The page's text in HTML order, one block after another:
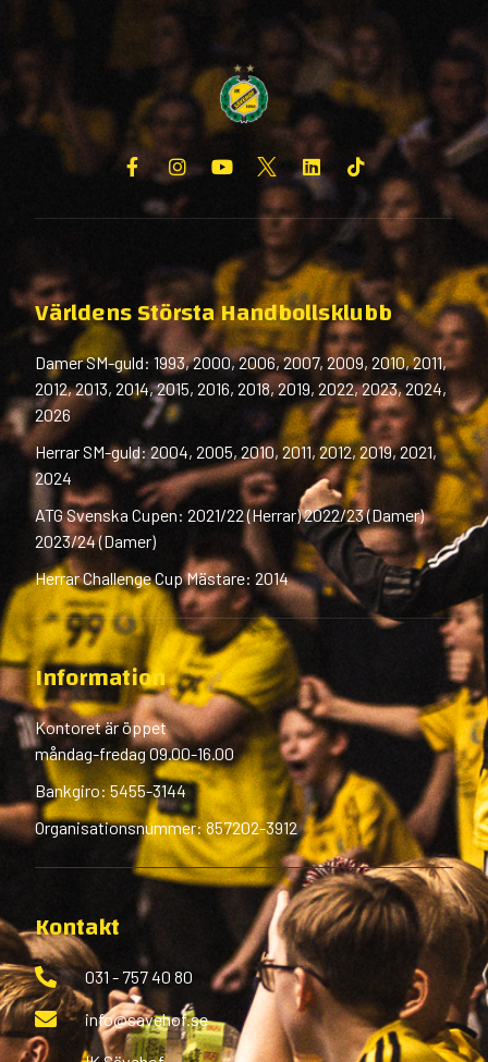
Världens Största Handbollsklubb
Damer SM-guld: 1993, 2000, 2006, 2007, 2009, 2010, 2011,
2012, 2013, 2014, 2015, 2016, 2018, 2019, 2022, 2023, 2024,
2026
Herrar SM-guld: 2004, 2005, 2010, 2011, 2012, 2019, 2021,
2024
ATG Svenska Cupen: 2021/22 (Herrar) 2022/23 (Damer)
2023/24 (Damer)
Herrar Challenge Cup Mästare: 2014
Information
Kontoret är öppet
måndag-fredag 09.00-16.00
Bankgiro: 5455-3144
Organisationsnummer: 857202-3912
Kontakt
031 - 757 40 80
info@savehof.se